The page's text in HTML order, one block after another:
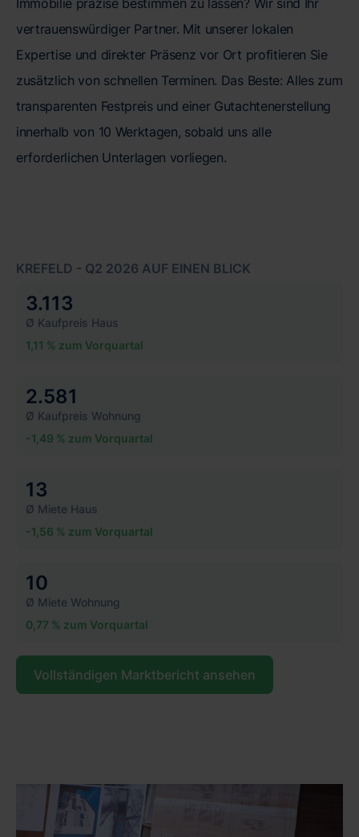
Immobilie präzise bestimmen zu lassen? Wir sind Ihr
vertrauenswürdiger Partner. Mit unserer lokalen
Expertise und direkter Präsenz vor Ort profitieren Sie
zusätzlich von schnellen Terminen. Das Beste: Alles zum
transparenten Festpreis und einer Gutachtenerstellung
innerhalb von 10 Werktagen, sobald uns alle
erforderlichen Unterlagen vorliegen.
KREFELD - Q2 2026 AUF EINEN BLICK
3.113
Ø Kaufpreis Haus
1,11 % zum Vorquartal
2.581
Ø Kaufpreis Wohnung
-1,49 % zum Vorquartal
13
Ø Miete Haus
-1,56 % zum Vorquartal
10
Ø Miete Wohnung
0,77 % zum Vorquartal
Vollständigen Marktbericht ansehen